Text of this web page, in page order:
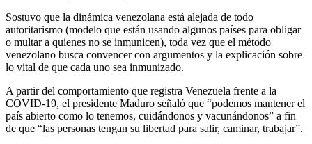
Sostuvo que la dinámica venezolana está alejada de todo
autoritarismo (modelo que están usando algunos países para obligar
o multar a quienes no se inmunicen), toda vez que el método
venezolano busca convencer con argumentos y la explicación sobre
lo vital de que cada uno sea inmunizado.
A partir del comportamiento que registra Venezuela frente a la
COVID-19, el presidente Maduro señaló que “podemos mantener el
país abierto como lo tenemos, cuidándonos y vacunándonos” a fin
de que “las personas tengan su libertad para salir, caminar, trabajar”.